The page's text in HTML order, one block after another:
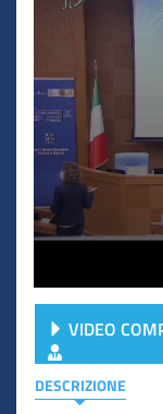
Circuito chiuso digitale
VIDEO
DESCRIZIONE